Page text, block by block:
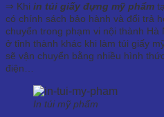
⇒ Khi in túi giấy đựng mỹ phẩm
có chính sách bảo hành và đổi trả
chuyển trong phạm vi nội thành Hà
ở tỉnh thành khác khi làm túi giấy
sẽ vận chuyển bằng nhiều hình
điện…
In túi mỹ phẩm